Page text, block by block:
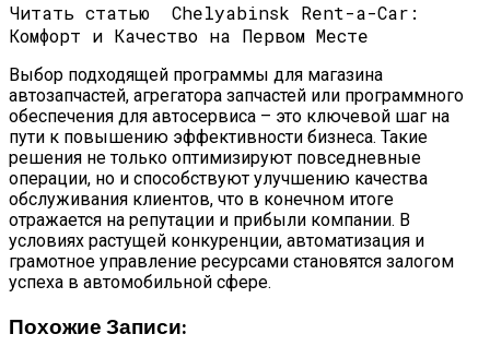
Читать статью
Chelyabinsk Rent-a-Car:
Комфорт и Качество на Первом Месте
Выбор подходящей программы для магазина
автозапчастей, агрегатора запчастей или программного
обеспечения для автосервиса – это ключевой шаг на
пути к повышению эффективности бизнеса. Такие
решения не только оптимизируют повседневные
операции, но и способствуют улучшению качества
обслуживания клиентов, что в конечном итоге
отражается на репутации и прибыли компании. В
условиях растущей конкуренции, автоматизация и
грамотное управление ресурсами становятся залогом
успеха в автомобильной сфере.
Похожие Записи: